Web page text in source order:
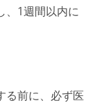
、1週間以内に
る前に、必ず医